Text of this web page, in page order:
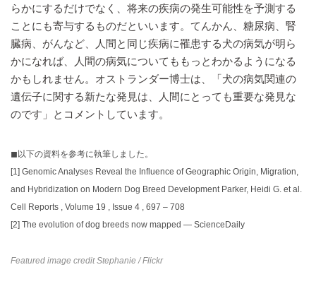
らかにするだけでなく、将来の疾病の発生可能性を予測する
ことにも寄与するものだといいます。てんかん、糖尿病、腎
臓病、がんなど、人間と同じ疾病に罹患する犬の病気が明ら
かになれば、人間の病気についてももっとわかるようになる
かもしれません。オストランダー博士は、「犬の病気関連の
遺伝子に関する新たな発見は、人間にとっても重要な発見な
のです」とコメントしています。
◼︎以下の資料を参考に執筆しました。
[1] Genomic Analyses Reveal the Influence of Geographic Origin, Migration,
and Hybridization on Modern Dog Breed Development Parker, Heidi G. et al.
Cell Reports , Volume 19 , Issue 4 , 697 – 708
[2] The evolution of dog breeds now mapped — ScienceDaily
Featured image creditStephanie/ Flickr